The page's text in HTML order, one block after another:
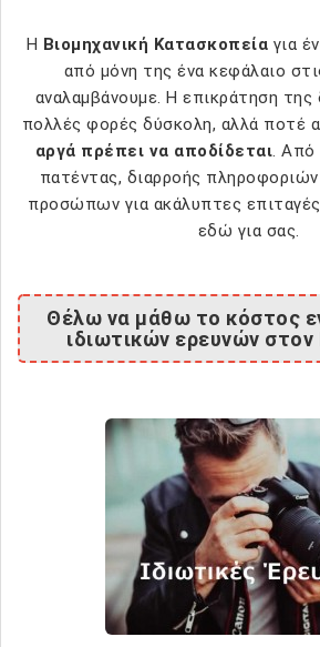
Η Βιομηχανική Κατασκοπεία για
από μόνη της ένα κεφάλαιο
αναλαμβάνουμε. Η επικράτηση της
πολλές φορές δύσκολη, αλλά ποτέ
αργά πρέπει να αποδίδεται .
πατέντας, διαρροής πληροφοριών
προσώπων για ακάλυπτες
εδώ για σας.
Θέλω να μάθω το κόστος
ιδιωτικών ερευνών